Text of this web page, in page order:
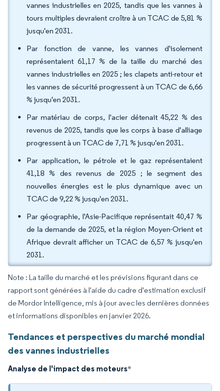
vannes industrielles en 2025, tandis que les vannes à
tours multiples devraient croître à un TCAC de 5,81 %
jusqu'en 2031.
Par fonction de vanne, les vannes d'isolement
représentaient 61,17 % de la taille du marché des
vannes industrielles en 2025 ; les clapets anti-retour et
les vannes de sécurité progressent à un TCAC de 6,66
% jusqu'en 2031.
Par matériau de corps, l'acier détenait 45,22 % des
revenus de 2025, tandis que les corps à base d'alliage
progressent à un TCAC de 7,71 % jusqu'en 2031.
Par application, le pétrole et le gaz représentaient
41,18 % des revenus de 2025 ; le segment des
nouvelles énergies est le plus dynamique avec un
TCAC de 9,22 % jusqu'en 2031.
Par géographie, l'Asie-Pacifique représentait 40,47 %
de la demande de 2025, et la région Moyen-Orient et
Afrique devrait afficher un TCAC de 6,57 % jusqu'en
2031.
Note : La taille du marché et les prévisions figurant dans ce
rapport sont générées à l'aide du cadre d'estimation exclusif
de Mordor Intelligence, mis à jour avec les dernières données
et informations disponibles en janvier 2026.
Tendances et perspectives du marché mondial
des vannes industrielles
Analyse de l'impact des moteurs*